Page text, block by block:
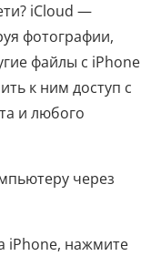
iCloud —
фотографии,
файлы с iPhone
к ним доступ с
и любого
через
iPhone, нажмите